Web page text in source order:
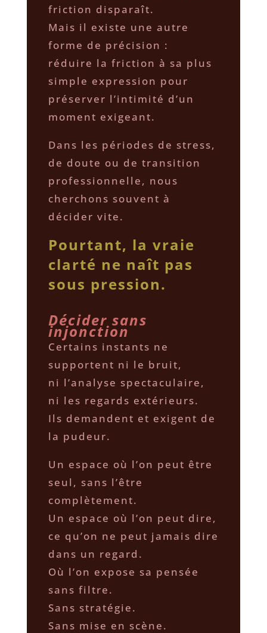
friction disparaît.
Mais il existe une autre
forme de précision :
réduire la friction à sa plus
simple expression pour
préserver l’intimité d’un
moment exigeant.
Dans les périodes de stress,
de doute ou de transition
professionnelle, nous
cherchons souvent à
décider vite.
Pourtant, la vraie
clarté ne naît pas
sous pression.
Décider sans
injonction
Certains instants ne
supportent ni le bruit,
ni l’analyse spectaculaire,
ni les regards extérieurs.
Ils demandent et exigent de
la pudeur.
Un espace où l’on peut être
seul, sans l’être
complètement.
Un espace où l’on peut dire,
ce qu’on ne peut jamais dire
dans un regard.
Où l’on expose sa pensée
sans filtre.
Sans stratégie.
Sans mise en scène.